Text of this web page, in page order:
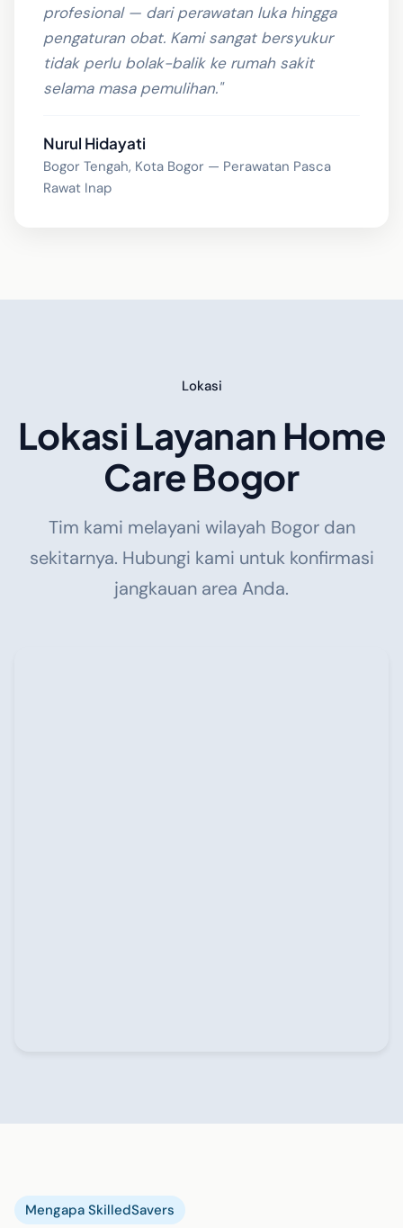
profesional — dari perawatan luka hingga
pengaturan obat. Kami sangat bersyukur
tidak perlu bolak-balik ke rumah sakit
selama masa pemulihan."
Nurul Hidayati
Bogor Tengah, Kota Bogor — Perawatan Pasca
Rawat Inap
Lokasi
Lokasi Layanan Home
Care Bogor
Tim kami melayani wilayah Bogor dan
sekitarnya. Hubungi kami untuk konfirmasi
jangkauan area Anda.
Mengapa SkilledSavers